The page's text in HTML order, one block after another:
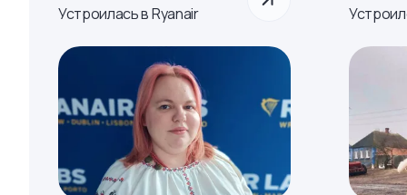
Устроилась в Ryanair